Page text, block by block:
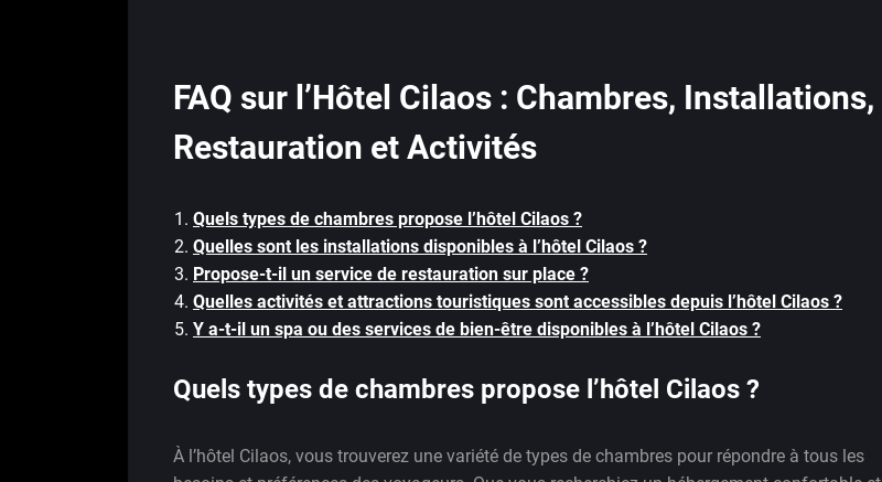
FAQ sur l’Hôtel Cilaos : Chambres, Installations,
Restauration et Activités
Quels types de chambres propose l’hôtel Cilaos ?
Quelles sont les installations disponibles à l’hôtel Cilaos ?
Propose-t-il un service de restauration sur place ?
Quelles activités et attractions touristiques sont accessibles depuis l’hôtel Cilaos ?
Y a-t-il un spa ou des services de bien-être disponibles à l’hôtel Cilaos ?
Quels types de chambres propose l’hôtel Cilaos ?
À l’hôtel Cilaos, vous trouverez une variété de types de chambres pour répondre à tous les